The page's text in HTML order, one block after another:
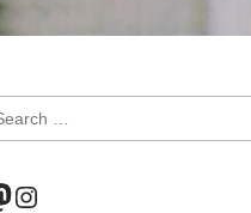
Instagram